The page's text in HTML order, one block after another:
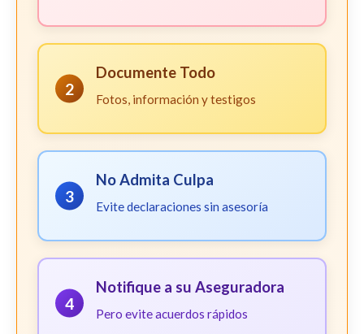
2
Documente Todo
Fotos, información y testigos
3
No Admita Culpa
Evite declaraciones sin asesoría
4
Notifique a su Aseguradora
Pero evite acuerdos rápidos